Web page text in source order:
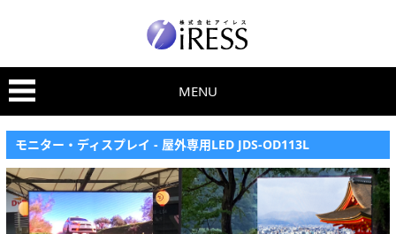
MENU
モニター・ディスプレイ - 屋外専用LED JDS-OD113L